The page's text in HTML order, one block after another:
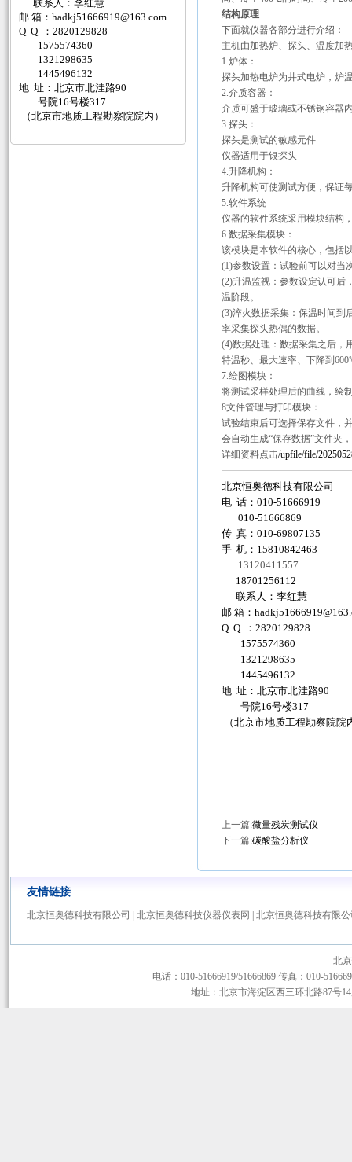
联系人：李红慧
邮 箱： hadkj51666919@163.com
Q Q ：2820129828
1575574360
1321298635
1445496132
地 址：北京市北洼路90
号院16号楼317
（北京市地质工程勘察院院内）
结构原理
下面就仪器各部分进行介绍：
主机由加热炉、探头、温度加
1.炉体：
探头加热电炉为井式电炉，炉
2.介质容器：
介质可盛于玻璃或不锈钢容器
3.探头：
探头是测试的敏感元件
仪器适用于银探头
4.升降机构：
升降机构可使测试方便，保证
5.软件系统
仪器的软件系统采用模块结构
6.数据采集模块：
该模块是本软件的核心，包括
(1)参数设置：试验前可以对当
(2)升温监视：参数设定认可后
温阶段。
(3)淬火数据采集：保温时间到
率采集探头热偶的数据。
(4)数据处理：数据采集之后，
特温秒、最大速率、下降到
7.绘图模块：
将测试采样处理后的曲线，绘
8文件管理与打印模块：
试验结束后可选择保存文件，
会自动生成“保存数据”文件夹
详细资料点击/upfile/file/
北京恒奥德科技有限公司
电 话：010-51666919
010-51666869
传 真：010-69807135
手 机：15810842463
13120411557
18701256112
联系人：李红慧
邮 箱：
Q Q ：2820129828
1575574360
1321298635
1445496132
地 址：北京市北洼路90
号院16号楼317
（北京市地质工程勘察院院
上一篇:微量残炭测试仪
下一篇:碳酸盐分析仪
友情链接
北京恒奥德科技有限公司 北京恒奥德科技仪器仪表网 北京恒奥德科技有限
北
电话：010-51666919/51666869 传真：010-
地址：北京市海淀区西三环北路87号